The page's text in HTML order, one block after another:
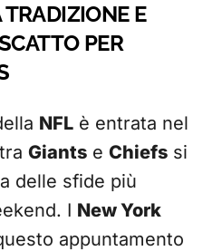
E
PER
NFL è entrata nel
Giants e Chiefs si
delle sfide più
I New York
appuntamento